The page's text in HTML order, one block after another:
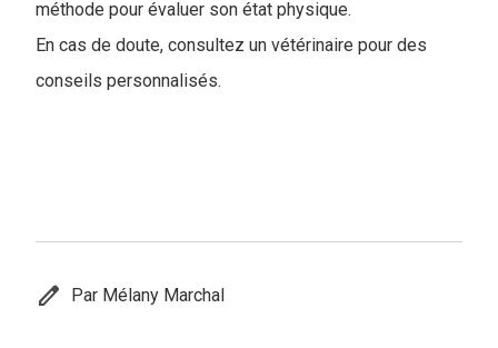
méthode pour évaluer son état physique.
En cas de doute, consultez un vétérinaire pour des
conseils personnalisés.
edit Par Mélany Marchal